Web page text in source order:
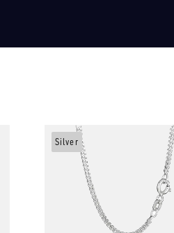
Silver